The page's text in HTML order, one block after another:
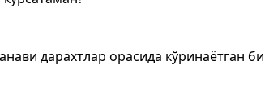
дарахтлар орасида